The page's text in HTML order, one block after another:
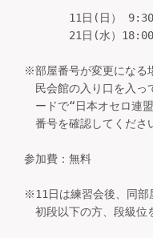
11日(日） 9:30～
21日(水）18:00～
※部屋番号が変更になる
民会館の入り口を入っ
ードで“日本オセロ連
番号を確認してくださ
参加費：無料
※11日は練習会後、同部